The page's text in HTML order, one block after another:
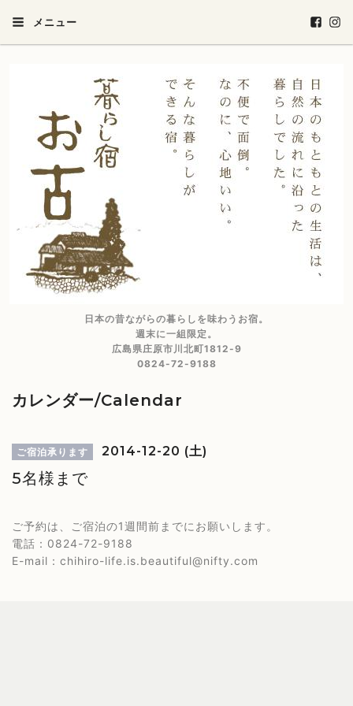
メニュー
日本の昔ながらの暮らしを味わうお宿。
週末に一組限定。
広島県庄原市川北町1812-9
0824-72-9188
カレンダー/Calendar
ご宿泊承ります 2014-12-20 (土)
5名様まで
ご予約は、ご宿泊の1週間前までにお願いします。
電話：0824-72-9188
E-mail：chihiro-life.is.beautiful@nifty.com